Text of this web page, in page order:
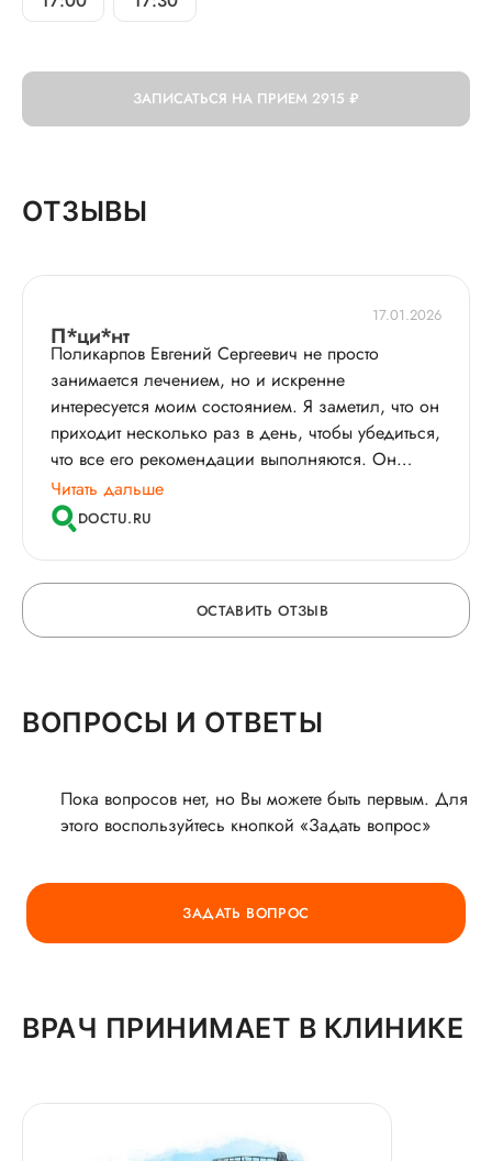
ЗАПИСАТЬСЯ НА ПРИЕМ 2915 ₽
ОТЗЫВЫ
17.01.2026
П*ци*нт
Поликарпов Евгений Сергеевич не просто
занимается лечением, но и искренне
интересуется моим состоянием. Я заметил, что он
приходит несколько раз в день, чтобы убедиться,
что все его рекомендации выполняются. Он
ответственно подходит к своей работе и это
внушает доверие.
Читать дальше
DOCTU.RU
ОСТАВИТЬ ОТЗЫВ
ГОРЯЧАЯ ЛИНИЯ КАЧЕСТВА
ВОПРОСЫ И ОТВЕТЫ
Пока вопросов нет, но Вы можете быть первым. Для
этого воспользуйтесь кнопкой «Задать вопрос»
ЗАДАТЬ ВОПРОС
ВРАЧ ПРИНИМАЕТ В КЛИНИКЕ